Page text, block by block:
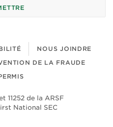
NOUS JOINDRE
DE LA FRAUDE
11252 de la ARSF
National SEC